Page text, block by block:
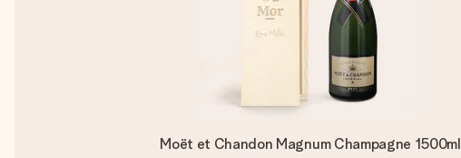
Moët et Chandon Magnum Champagne 1500ml